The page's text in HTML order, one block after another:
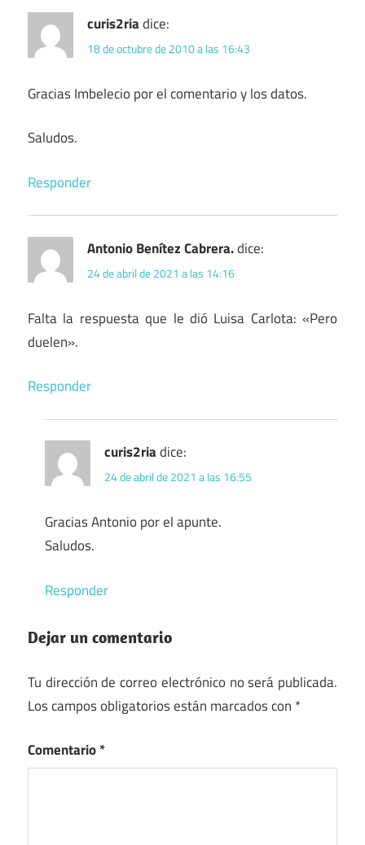
curis2riadice:
18 de octubre de 2010 a las 16:43
Gracias Imbelecio por el comentario y los datos.
Saludos.
Responder
Antonio Benítez Cabrera.dice:
24 de abril de 2021 a las 14:16
Falta la respuesta que le dió Luisa Carlota: «Pero
duelen».
Responder
curis2ria dice:
24 de abril de 2021 a las 16:55
Gracias Antonio por el apunte.
Saludos.
Responder
Dejar un comentario
Tu dirección de correo electrónico no será publicada.
Los campos obligatorios están marcados con *
Comentario*